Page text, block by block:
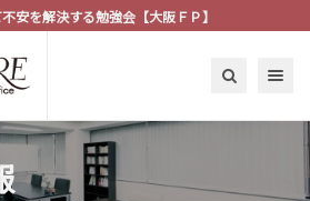
安を解決する勉強会【大阪ＦＰ】
Toggle